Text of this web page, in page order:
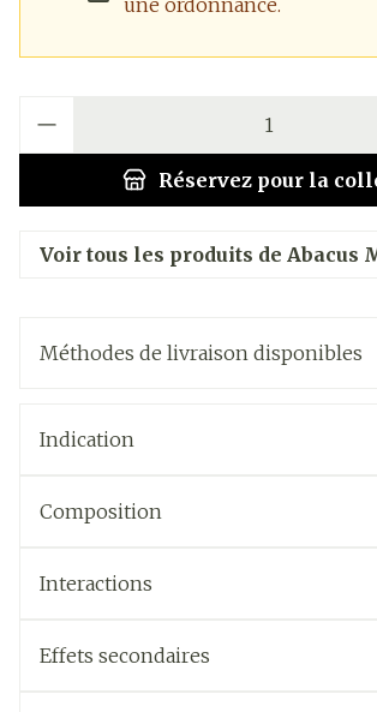
une ordonnance.
Réservez pour la
Voir tous les produits de Abacus
Méthodes de livraison disponibles
Indication
Composition
Interactions
Effets secondaires